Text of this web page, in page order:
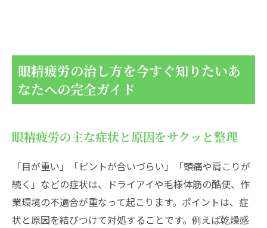
「温める」「冷やす」を使い分け！症状別
の即効眼精疲労ケア
デスクワーク中の眼精疲労対策！快適作業環境
画面の明るさ・コントラスト・文字サイズ
のベストバランス
眼精疲労に効くツボやマッサージの正解テクニ
ック
目の周り・首・こめかみをケアするコツと
眼精疲労の治し方を今すぐ知りたいあ
なたへの完全ガイド
眼精疲労の主な症状と原因をサクッと整理
「目が重い」「ピントが合いづらい」「頭痛や肩こりが
続く」などの症状は、ドライアイや毛様体筋の酷使、作
業環境の不適合が重なって起こります。ポイントは、症
状と原因を結びつけて対処することです。例えば乾燥感